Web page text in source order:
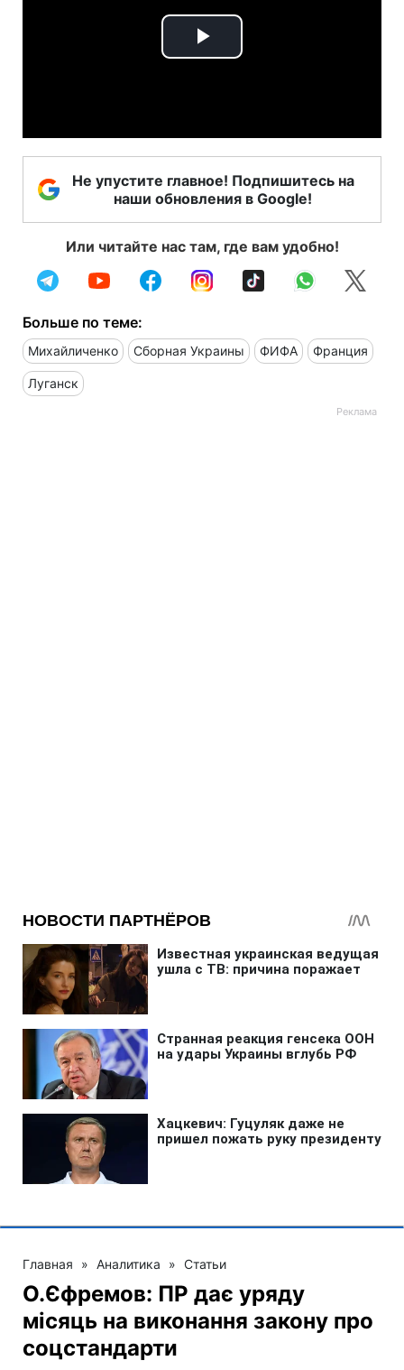
Play
Не упустите главное! Подпишитесь на
наши обновления в Google!
Или читайте нас там, где вам удобно!
Больше по теме:
Михайличенко Сборная Украины ФИФА Франция
Луганск
Главная » Аналитика » Статьи
О.Єфремов: ПР дає уряду
місяць на виконання закону про
соцстандарти